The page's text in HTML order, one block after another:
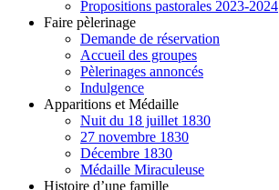
Propositions pastorales 2023-2024
Faire pèlerinage
Demande de réservation
Accueil des groupes
Pèlerinages annoncés
Indulgence
Apparitions et Médaille
Nuit du 18 juillet 1830
27 novembre 1830
Décembre 1830
Médaille Miraculeuse
Histoire d’une famille